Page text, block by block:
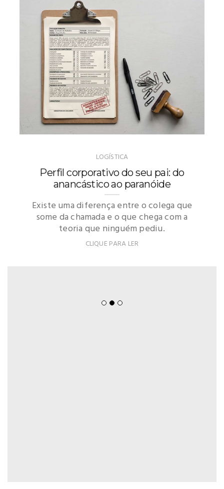
LOGÍSTICA
Perfil corporativo do seu pai: do
anancástico ao paranóide
Existe uma diferença entre o colega que
some da chamada e o que chega com a
teoria que ninguém pediu.
CLIQUE PARA LER